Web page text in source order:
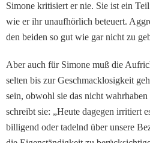
Simone kritisiert er nie. Sie ist ein
wie er ihr un­aufhörlich beteuert.
den beiden so gut wie gar nicht zu
Aber auch für Simone muß die
selten bis zur Ge­schmacklosigkeit
sein, obwohl sie das nicht
schreibt sie: „Heute dagegen irritiert
billigend oder tadelnd über unsere